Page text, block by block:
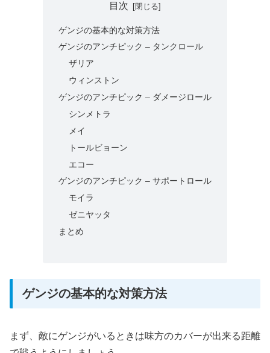
目次
ゲンジの基本的な対策方法
ゲンジのアンチピック – タンクロール
ザリア
ウィンストン
ゲンジのアンチピック – ダメージロール
シンメトラ
メイ
トールビョーン
エコー
ゲンジのアンチピック – サポートロール
モイラ
ゼニヤッタ
まとめ
ゲンジの基本的な対策方法
まず、敵にゲンジがいるときは味方のカバーが出来る距離